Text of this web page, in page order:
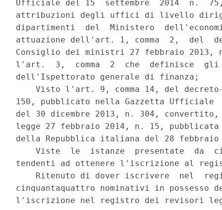
Ufficiale del 15  settembre  2014  n.
attribuzioni degli uffici di livello
dipartimenti  del  Ministero
attuazione dell'art. 1, comma  2,  del
Consiglio dei ministri 27 febbraio
l'art.  3,  comma  2  che  definisce
dell'Ispettorato generale di finanza;
Visto l'art. 9, comma 14, del
150, pubblicato nella Gazzetta
del 30 dicembre 2013, n. 304,
legge 27 febbraio 2014, n. 15,
della Repubblica italiana del 28
Viste  le  istanze  presentate  da
tendenti ad ottenere l'iscrizione al
Ritenuto di dover iscrivere  nel
cinquantaquattro nominativi in
l'iscrizione nel registro dei revisori